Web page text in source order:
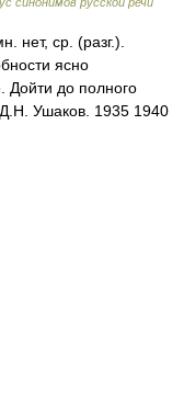
ср. (разг.).
ясно
Дойти до полного
Ушаков. 1935 1940